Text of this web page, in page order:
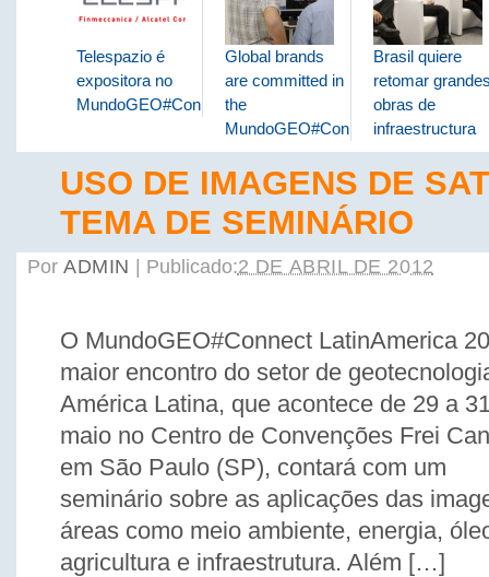
Telespazio é
expositora no
MundoGEO#Connect
Global brands
are committed in
the
MundoGEO#Connect
Brasil quiere
retomar
obras de
infraestructura
USO DE IMAGENS DE
TEMA DE SEMINÁRIO
Por ADMIN Publicado:2 DE ABRIL DE 2012
O MundoGEO#Connect LatinAmerica
maior encontro do setor de
América Latina, que acontece de 29 a
maio no Centro de Convenções Frei
em São Paulo (SP), contará com um
seminário sobre as aplicações das
áreas como meio ambiente, energia,
agricultura e infraestrutura. Além […]